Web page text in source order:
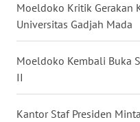
Moeldoko Kritik Gerakan
Universitas Gadjah Mada
Moeldoko Kembali Buka
II
Kantor Staf Presiden
WN